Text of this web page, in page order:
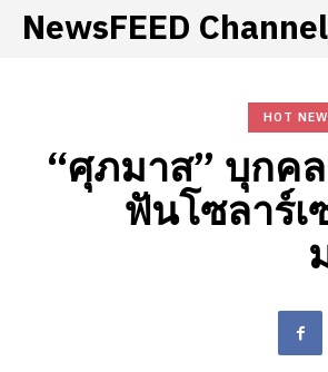
NewsFEED Channel
HOT
“ศุภมาส” บุกค
ฟันโซลาร์เ